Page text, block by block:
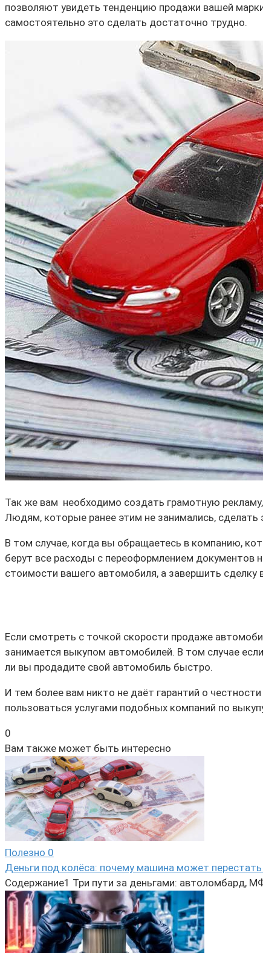
позволяют увидеть тенденцию продажи вашей
самостоятельно это сделать достаточно трудно.
Так же вам необходимо создать грамотную
Людям, которые ранее этим не занимались, сделать
В том случае, когда вы обращаетесь в компанию,
берут все расходы с переоформлением документов
стоимости вашего автомобиля, а завершить
Если смотреть с точкой скорости продаже
занимается выкупом автомобилей. В том случае
ли вы продадите свой автомобиль быстро.
И тем более вам никто не даёт гарантий о
пользоваться услугами подобных компаний по
0
Вам также может быть интересно
Полезно 0
Деньги под колёса: почему машина может
Содержание1 Три пути за деньгами: автоломбард,